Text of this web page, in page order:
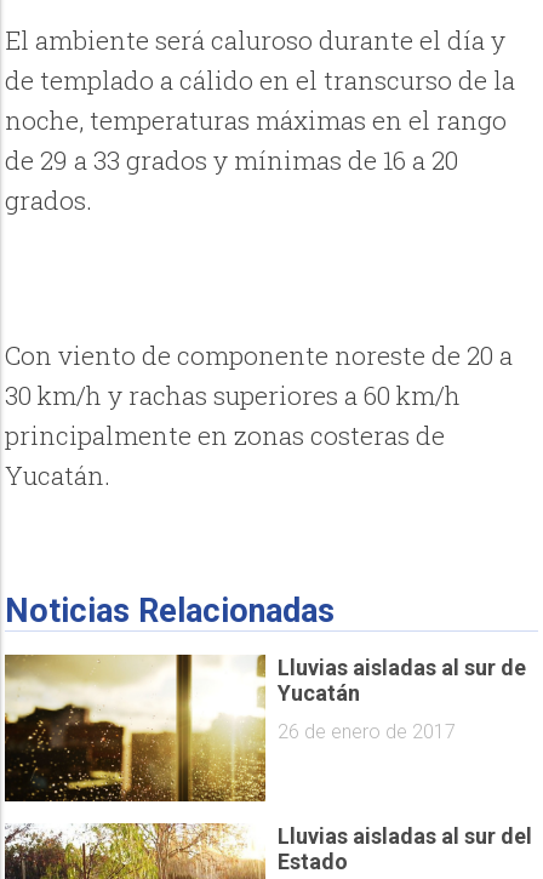
El ambiente será caluroso durante el día y
de templado a cálido en el transcurso de la
noche, temperaturas máximas en el rango
de 29 a 33 grados y mínimas de 16 a 20
grados.
Con viento de componente noreste de 20 a
30 km/h y rachas superiores a 60 km/h
principalmente en zonas costeras de
Yucatán.
Noticias Relacionadas
Lluvias aisladas al sur de
Yucatán
26 de enero de 2017
Lluvias aisladas al sur del
Estado